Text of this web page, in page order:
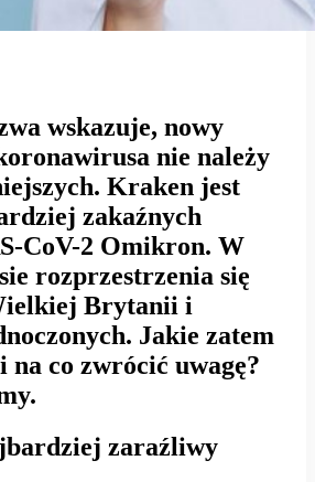
wskazuje, nowy
nie należy
Kraken jest
zakaźnych
CoV-2 Omikron. W
rozprzestrzenia się
Brytanii i
Jakie zatem
na co zwrócić uwagę?
zaraźliwy